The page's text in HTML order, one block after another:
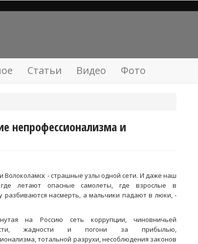
Статьи Видео Фото
непрофессионализма и
Волоколамск - страшные узлы одной сети. И даже наш
летают опасные самолеты, где взрослые в
разбиваются насмерть, а мальчики падают в люки, -
на Россию сеть коррупции, чиновничьей
жадности и погони за прибылью,
тотальной разрухи, несоблюдения законов